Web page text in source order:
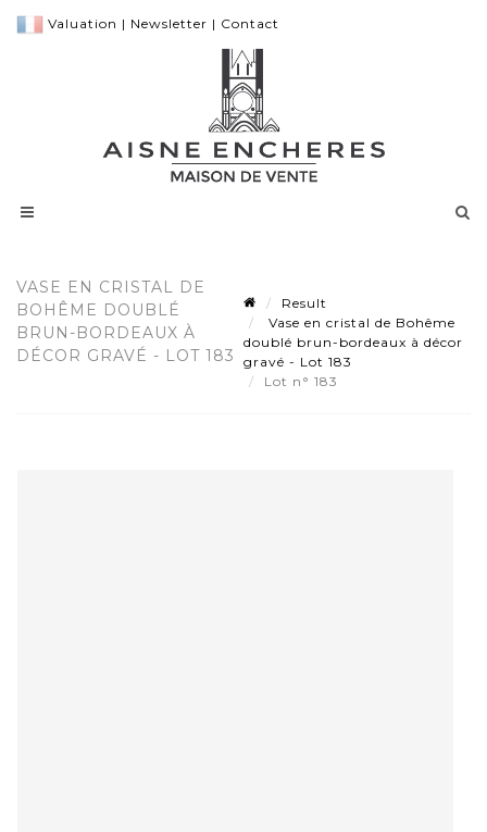
Valuation | Newsletter | Contact
VASE EN CRISTAL DE
BOHÊME DOUBLÉ
BRUN-BORDEAUX À
DÉCOR GRAVÉ - LOT 183
Result
Vase en cristal de Bohême
doublé brun-bordeaux à décor
gravé - Lot 183
Lot n° 183